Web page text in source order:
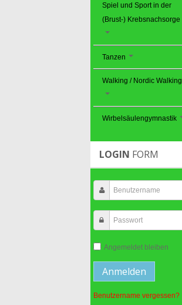
Spiel und Sport in der
(Brust-) Krebsnachsorge
Tanzen
Walking / Nordic Walking
Wirbelsäulengymnastik
LOGIN FORM
Angemeldet bleiben
Benutzername vergessen?